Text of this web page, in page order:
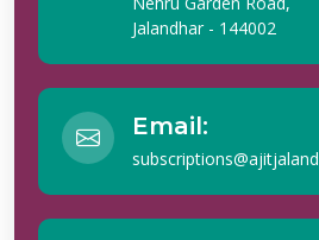
Jalandhar - 144002
Email: